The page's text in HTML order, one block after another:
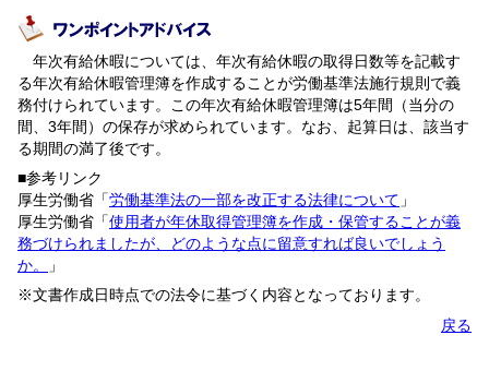
年次有給休暇については、年次有給休暇の取得日数等を記載す
る年次有給休暇管理簿を作成することが労働基準法施行規則で義
務付けられています。この年次有給休暇管理簿は5年間（当分の
間、3年間）の保存が求められています。なお、起算日は、該当す
る期間の満了後です。
■参考リンク
厚生労働省「労働基準法の一部を改正する法律について 」
厚生労働省「使用者が年休取得管理簿を作成・保管することが義
務づけられましたが、どのような点に留意すれば良いでしょう
か。
」
※文書作成日時点での法令に基づく内容となっております。
戻る